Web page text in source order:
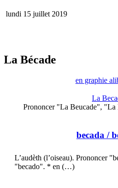
lundi 15 juillet 2019
La Bécade
en graphie
La
Prononcer "La Beucade",
becada /
L’audèth (l’oiseau). Prononcer
"becado". * en (…)